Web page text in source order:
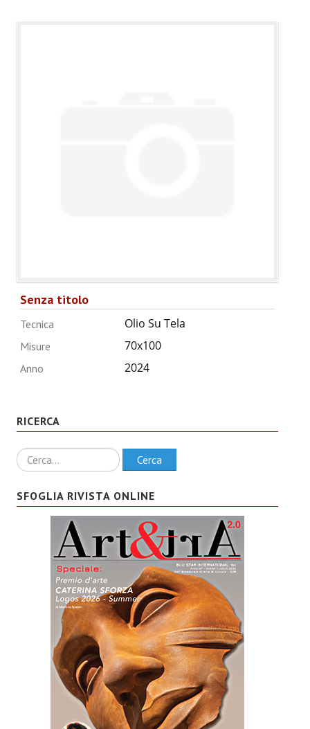
Senza titolo
Tecnica Olio Su Tela
Misure 70x100
Anno 2024
RICERCA
Ricerca Cerca
SFOGLIA RIVISTA ONLINE